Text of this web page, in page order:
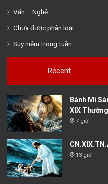
Văn – Nghệ
Chưa được phân loại
Suy niệm trong tuần
Recent
Bánh Mì
XIX
7 giờ
13 giờ